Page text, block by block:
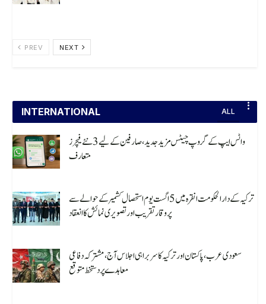
PREV NEXT
INTERNATIONAL ALL
واٹس ایپ کے گروپ چیٹس مزید جدید، صارفین کے لیے 3 نئے فیچرز
متعارف
ترکیہ کے دارالحکومت انقرہ میں 5 اگست یوم استحصال کشمیر کے حوالے سے
پروقار تقریب اور تصویری نمائش کا انعقاد
سعودی عرب، پاکستان اور ترکیہ کا سربراہی اجلاس آج، مشترکہ دفاعی
معاہدے پر دستخط متوقع